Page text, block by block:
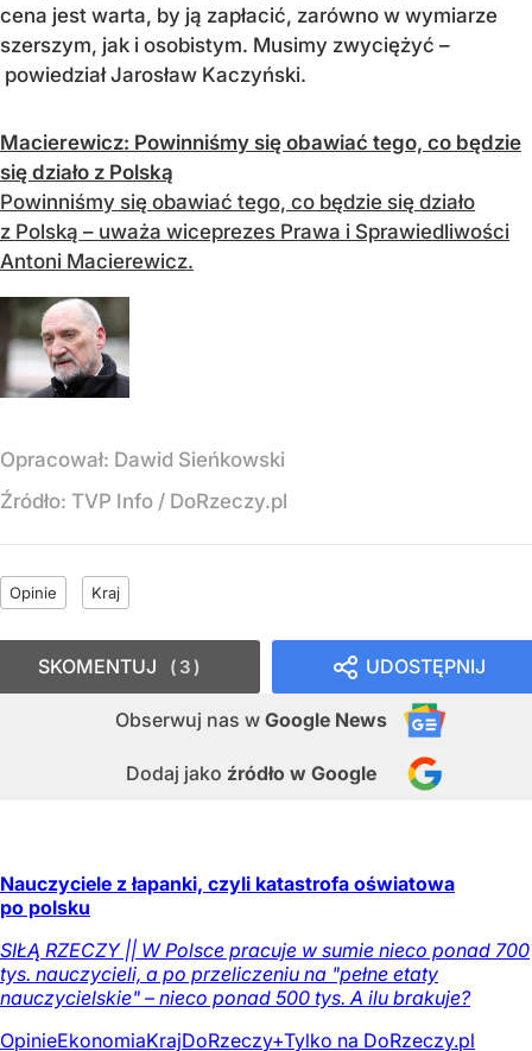
cena jest warta, by ją zapłacić, zarówno w wymiarze
szerszym, jak i osobistym. Musimy zwyciężyć –
powiedział Jarosław Kaczyński.
Macierewicz: Powinniśmy się obawiać tego, co będzie
się działo z Polską
Powinniśmy się obawiać tego, co będzie się działo
z Polską – uważa wiceprezes Prawa i Sprawiedliwości
Antoni Macierewicz.
Opracował: Dawid Sieńkowski
Źródło: TVP Info / DoRzeczy.pl
Opinie Kraj
UDOSTĘPNIJ
Obserwuj nas w Google News
Dodaj jako źródło w Google
SKOMENTUJ 3
Nauczyciele z łapanki, czyli katastrofa oświatowa
po polsku
SIŁĄ RZECZY || W Polsce pracuje w sumie nieco ponad 700
tys. nauczycieli, a po przeliczeniu na "pełne etaty
nauczycielskie" – nieco ponad 500 tys. A ilu brakuje?
OpinieEkonomiaKrajDoRzeczy+Tylko na DoRzeczy.pl